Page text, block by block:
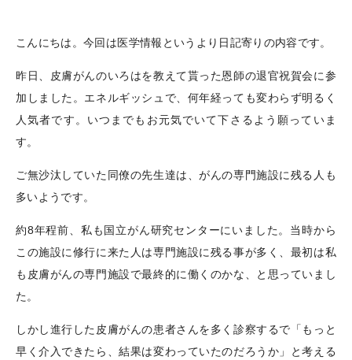
こんにちは。今回は医学情報というより日記寄りの内容です。
昨日、皮膚がんのいろはを教えて貰った恩師の退官祝賀会に参
加しました。エネルギッシュで、何年経っても変わらず明るく
人気者です。いつまでもお元気でいて下さるよう願っていま
す。
ご無沙汰していた同僚の先生達は、がんの専門施設に残る人も
多いようです。
約8年程前、私も国立がん研究センターにいました。当時から
この施設に修行に来た人は専門施設に残る事が多く、最初は私
も皮膚がんの専門施設で最終的に働くのかな、と思っていまし
た。
しかし進行した皮膚がんの患者さんを多く診察するで「もっと
早く介入できたら、結果は変わっていたのだろうか」と考える